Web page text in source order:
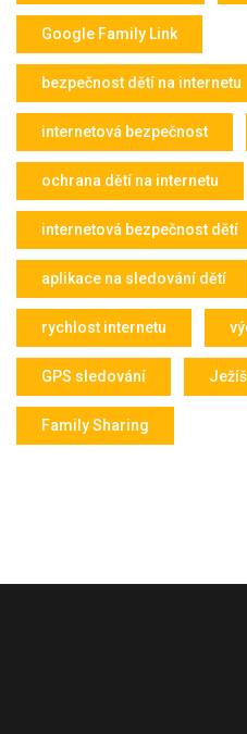
Google Family Link
bezpečnost dětí na internetu
internetová bezpečnost
ochrana dětí na internetu
internetová bezpečnost dětí
aplikace na sledování dětí
rychlost internetu
GPS sledování
Family Sharing